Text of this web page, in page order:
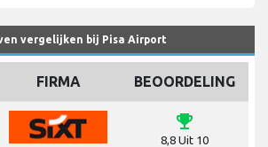
vergelijken bij Pisa Airport
FIRMA BEOORDELING
emoji_events
8,8 Uit 10